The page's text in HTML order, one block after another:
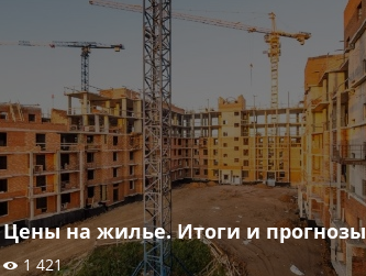
Цены на жилье. Итоги и прогнозы
1 421